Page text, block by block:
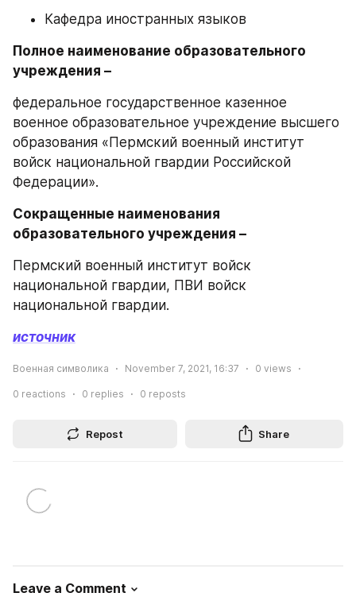
Кафедра иностранных языков
Полное наименование образовательного
учреждения –
федеральное государственное казенное
военное образовательное учреждение высшего
образования «Пермский военный институт
войск национальной гвардии Российской
Федерации».
Сокращенные наименования
образовательного учреждения –
Пермский военный институт войск
национальной гвардии, ПВИ войск
национальной гвардии.
источник
Военная символика November 7, 2021, 16:37 0 views
0 reactions 0 replies 0 reposts
Repost Share
Leave a Comment